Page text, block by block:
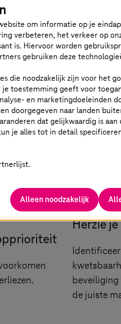
Herzie
de juiste
om informatie op je
verbeteren, het verkeer op
is. Hiervoor worden
gebruiken deze
die noodzakelijk zijn voor het
toestemming geeft voor
en marketingdoeleinden
doorgegeven naar landen
dat gelijkwaardig is aan
je alles tot in detail
Alleen noodzakelijk